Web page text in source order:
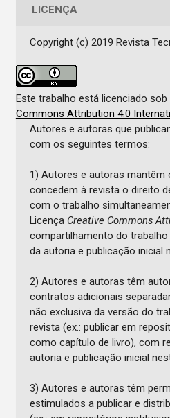
LICENÇA
Copyright (c) 2019 Revista
Este trabalho está licenciado
Commons Attribution 4.0
Autores e autoras que
com os seguintes termos:
1) Autores e autoras mantêm
concedem à revista o direito
com o trabalho
Licença Creative Commons
compartilhamento do
da autoria e publicação inicial
2) Autores e autoras têm
contratos adicionais
não exclusiva da versão do
revista (ex.: publicar em
como capítulo de livro), com
autoria e publicação inicial
3) Autores e autoras têm
estimulados a publicar e